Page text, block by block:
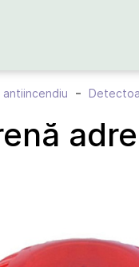
antiincendiu